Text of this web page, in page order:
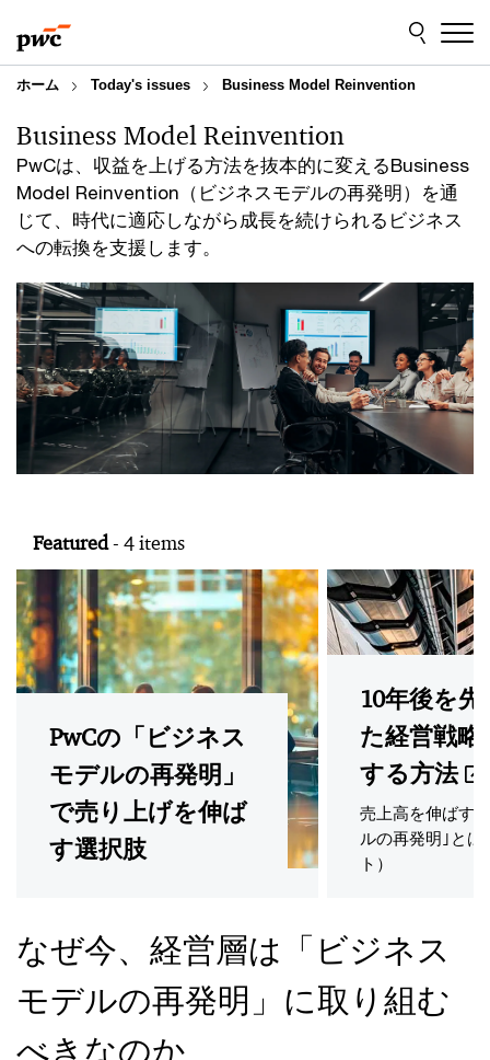
to
content
to
footer
ホーム Today's issues Business Model Reinvention
PwCは、収益を上げる方法を抜本的に変えるBusiness
Model Reinvention（ビジネスモデルの再発明）を通
じて、時代に適応しながら成長を続けられるビジネス
への転換を支援します。
Business Model Reinvention
Featured- 4 items
PwCの「ビジネス
モデルの再発明」
で売り上げを伸ば
す選択肢
10年後を
た経営戦略
する方法
売上高を伸ばす｢
ルの再発明｣とは
ト）
なぜ今、経営層は「ビジネス
モデルの再発明」に取り組む
べきなのか